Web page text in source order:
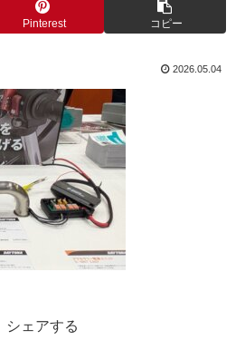
Pinterest コピー
2026.05.04
シェアする